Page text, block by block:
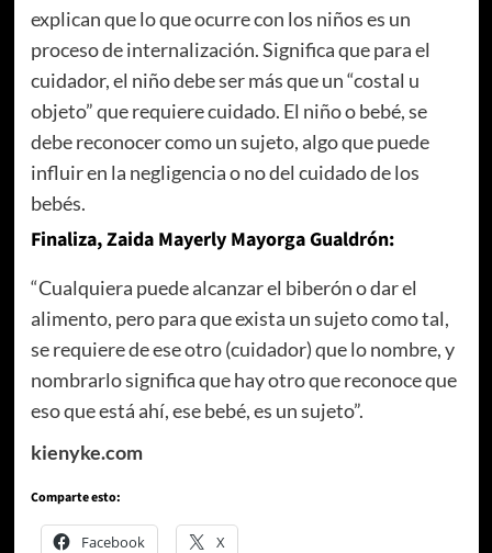
explican que lo que ocurre con los niños es un
proceso de internalización. Significa que para el
cuidador, el niño debe ser más que un “costal u
objeto” que requiere cuidado. El niño o bebé, se
debe reconocer como un sujeto, algo que puede
influir en la negligencia o no del cuidado de los
bebés.
Finaliza, Zaida Mayerly Mayorga Gualdrón:
“Cualquiera puede alcanzar el biberón o dar el
alimento, pero para que exista un sujeto como tal,
se requiere de ese otro (cuidador) que lo nombre, y
nombrarlo significa que hay otro que reconoce que
eso que está ahí, ese bebé, es un sujeto”.
kienyke.com
Comparte esto:
Facebook X